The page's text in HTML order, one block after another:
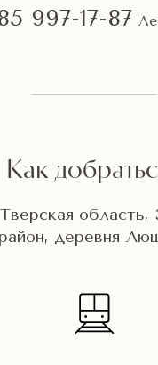
997-17-87
Как
область,
район, деревня